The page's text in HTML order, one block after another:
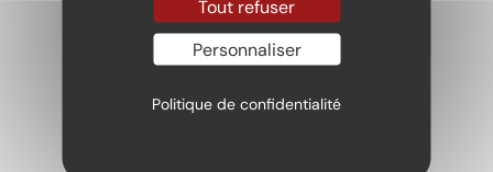
Tout refuser
Personnaliser
Politique de confidentialité